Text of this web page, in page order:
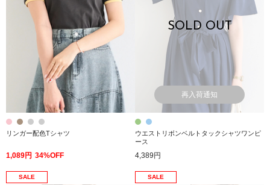
リンガー配色Tシャツ
1,089円 34%OFF
SOLD OUT
再入荷通知
ウエストリボンベルトタックシャツワンピ
ース
4,389円
SALE SALE